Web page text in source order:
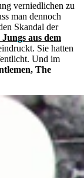
verniedlichen zu
man dennoch
Skandal der
aus dem
Sie hatten
Und im
The